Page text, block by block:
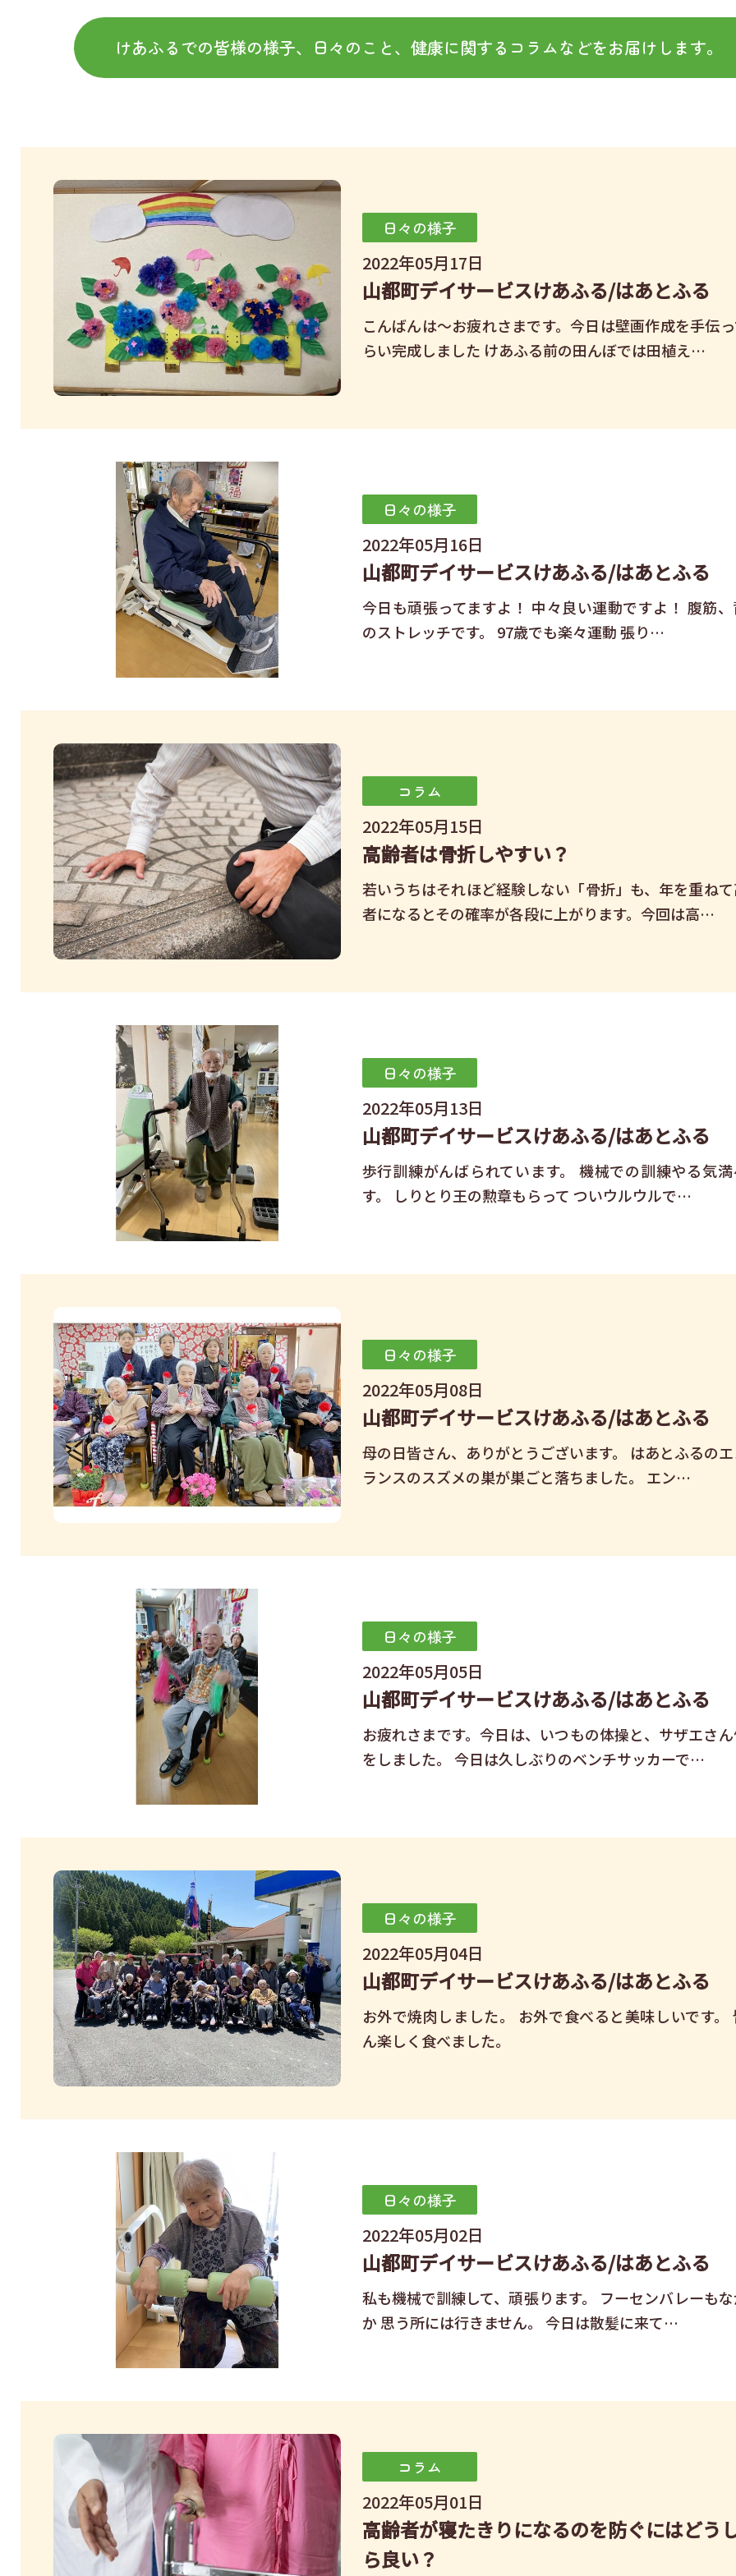
けあふるでの皆様の様子、日々のこと、健康に関するコラムなどをお届けします。
日々の様子
2022年05月17日
山都町デイサービスけあふる/はあとふる
こんばんは～お疲れさまです。今日は壁画作成を手伝
らい完成しました けあふる前の田んぼでは田植え…
日々の様子
2022年05月16日
山都町デイサービスけあふる/はあとふる
今日も頑張ってますよ！ 中々良い運動ですよ！ 腹筋
のストレッチです。 97歳でも楽々運動 張り…
コラム
2022年05月15日
高齢者は骨折しやすい？
若いうちはそれほど経験しない「骨折」も、年を重ね
者になるとその確率が各段に上がります。今回は高…
日々の様子
2022年05月13日
山都町デイサービスけあふる/はあとふる
歩行訓練がんばられています。 機械での訓練やる気
す。 しりとり王の勲章もらって ついウルウルで…
日々の様子
2022年05月08日
山都町デイサービスけあふる/はあとふる
母の日皆さん、ありがとうございます。 はあとふるの
ランスのスズメの巣が巣ごと落ちました。 エン…
日々の様子
2022年05月05日
山都町デイサービスけあふる/はあとふる
お疲れさまです。今日は、いつもの体操と、サザエさ
をしました。 今日は久しぶりのベンチサッカーで…
日々の様子
2022年05月04日
山都町デイサービスけあふる/はあとふる
お外で焼肉しました。 お外で食べると美味しいです。
ん楽しく食べました。
日々の様子
2022年05月02日
山都町デイサービスけあふる/はあとふる
私も機械で訓練して、頑張ります。 フーセンバレーも
か 思う所には行きません。 今日は散髪に来て…
コラム
2022年05月01日
高齢者が寝たきりになるのを防ぐにはどう
ら良い？